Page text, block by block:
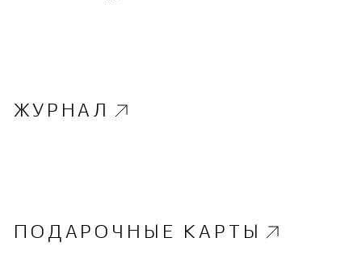
ЖУРНАЛ
ПОДАРОЧНЫЕ КАРТЫ